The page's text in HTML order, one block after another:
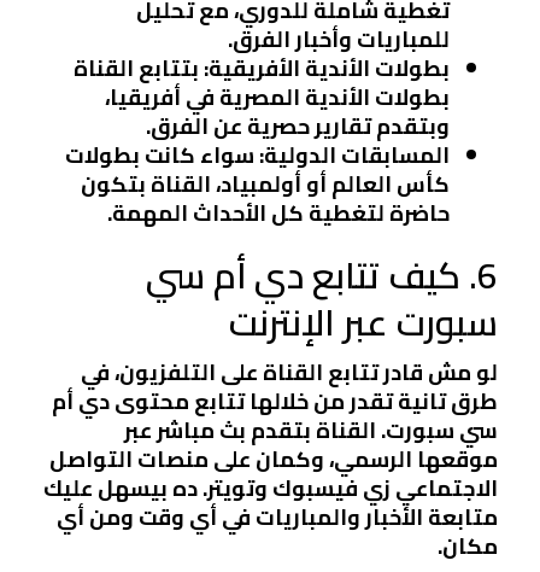
تغطية شاملة للدوري، مع تحليل
للمباريات وأخبار الفرق.
بطولات الأندية الأفريقية:بتتابع القناة
بطولات الأندية المصرية في أفريقيا،
وبتقدم تقارير حصرية عن الفرق.
المسابقات الدولية:سواء كانت بطولات
كأس العالم أو أولمبياد، القناة بتكون
حاضرة لتغطية كل الأحداث المهمة.
6. كيف تتابع دي أم سي
سبورت عبر الإنترنت
لو مش قادر تتابع القناة على التلفزيون، في
طرق تانية تقدر من خلالها تتابع محتوى دي أم
سي سبورت. القناة بتقدم بث مباشر عبر
موقعها الرسمي، وكمان على منصات التواصل
الاجتماعي زي فيسبوك وتويتر. ده بيسهل عليك
متابعة الأخبار والمباريات في أي وقت ومن أي
مكان.